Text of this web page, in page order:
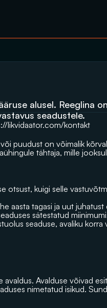
alusel. Reeglina
seadustele.
likvidaator.com/kontakt
puudust on võimalik
tähtaja, mille
otsust, kuigi selle
aasta tagasi ja uut juhatust
sätestatud
seaduse, avaliku
Avalduse võivad
nimetatud isikud.